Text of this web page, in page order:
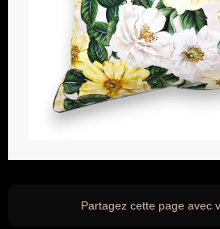
Partagez cette page avec